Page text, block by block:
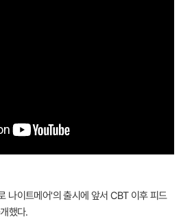
나이트메어'의 출시에 앞서 CBT 이후 피드
했다.